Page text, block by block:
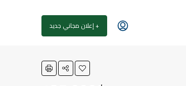
+ إعلان مجاني جديد